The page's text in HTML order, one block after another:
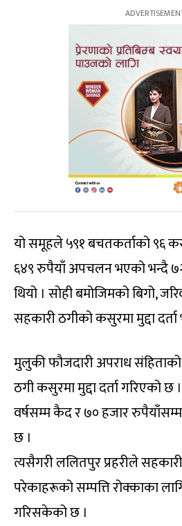
यो समूहले ५९१ बचतकर्ताको ९६
६४९ रुपैयाँ अपचलन भएको भन्दै
थियो । सोही बमोजिमको बिगो,
सहकारी ठगीको कसुरमा मुद्दा
मुलुकी फौजदारी अपराध
ठगी कसुरमा मुद्दा दर्ता गरिएको
वर्षसम्म कैद र ७० हजार
छ ।
त्यसैगरी ललितपुर प्रहरीले
परेकाहरूको सम्पत्ति रोक्काका
गरिसकेको छ ।